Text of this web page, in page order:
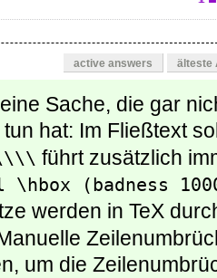
active answers älteste
Sache, die gar
hat: Im Fließtext
führt zusätzlich
\hbox (badness
werden in TeX
um die